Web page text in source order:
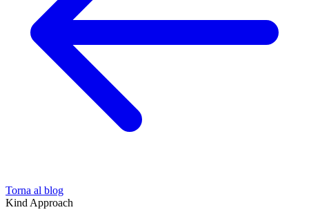
Torna al blog
Kind Approach